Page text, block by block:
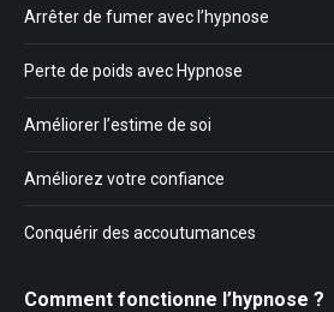
Arrêter de fumer avec l’hypnose
Perte de poids avec Hypnose
Améliorer l’estime de soi
Améliorez votre confiance
Conquérir des accoutumances
Comment fonctionne l’hypnose ?